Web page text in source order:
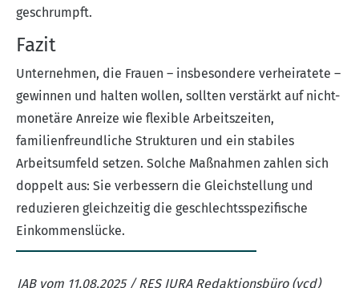
geschrumpft.
Fazit
Unternehmen, die Frauen – insbesondere verheiratete –
gewinnen und halten wollen, sollten verstärkt auf nicht-
monetäre Anreize wie flexible Arbeitszeiten,
familienfreundliche Strukturen und ein stabiles
Arbeitsumfeld setzen. Solche Maßnahmen zahlen sich
doppelt aus: Sie verbessern die Gleichstellung und
reduzieren gleichzeitig die geschlechtsspezifische
Einkommenslücke.
IAB vom 11.08.2025 / RES JURA Redaktionsbüro (vcd)